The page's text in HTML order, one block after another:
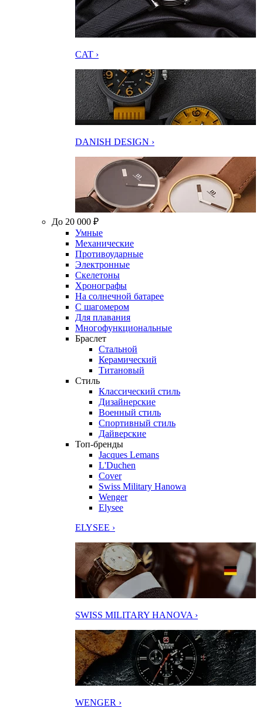
CAT ›
DANISH DESIGN ›
До 20 000 ₽
Умные
Механические
Противоударные
Электронные
Скелетоны
Хронографы
На солнечной батарее
С шагомером
Для плавания
Многофункциональные
Браслет
Стальной
Керамический
Титановый
Стиль
Классический стиль
Дизайнерские
Военный стиль
Спортивный стиль
Дайверские
Топ-бренды
Jacques Lemans
L'Duchen
Cover
Swiss Military Hanowa
Wenger
Elysee
ELYSEE ›
SWISS MILITARY HANOVA ›
WENGER ›